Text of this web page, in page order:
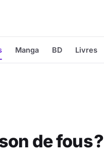
Manga BD Livres
de fous ?